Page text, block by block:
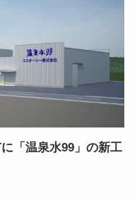
「温泉水99」の新工